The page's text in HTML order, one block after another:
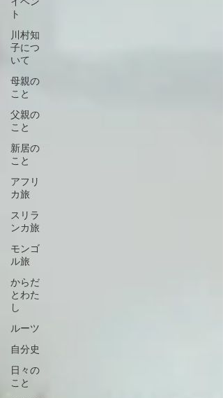
イベン
ト
川村知
子につ
いて
母親の
こと
父親の
こと
新居の
こと
アフリ
カ旅
スリラ
ンカ旅
モンゴ
ル旅
からだ
とわた
し
ルーツ
自分史
日々の
こと